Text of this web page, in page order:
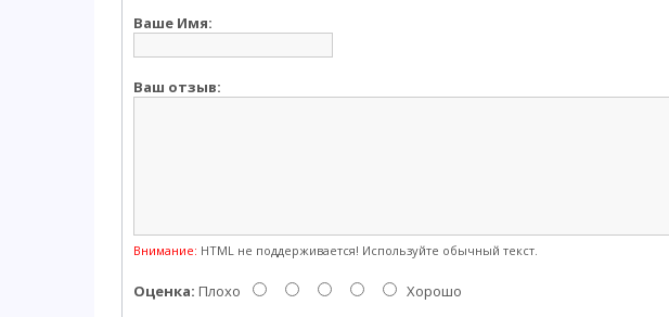
Ваше Имя:
Ваш отзыв:
Внимание: HTML не поддерживается! Используйте обычный текст.
Оценка: Плохо
Хорошо